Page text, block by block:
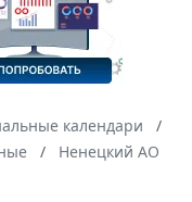
календари
Ненецкий АО